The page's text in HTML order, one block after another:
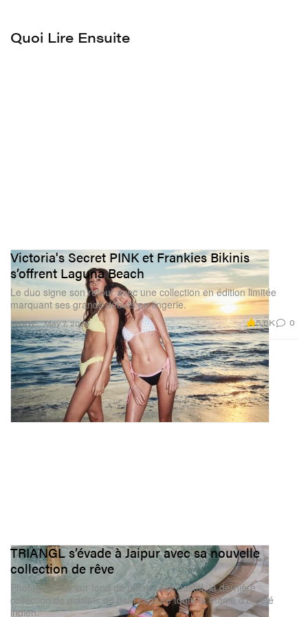
Quoi Lire Ensuite
MODE
Victoria's Secret PINK et Frankies Bikinis
s’offrent Laguna Beach
Le duo signe son retour avec une collection en édition limitée
marquant ses grands débuts en lingerie.
May 7, 2026 5.6K 0
TRIANGL s’évade à Jaipur avec sa nouvelle
collection de rêve
Photographée sur fond de palais rose pastel, la dernière
collection de maillots de bain capture toute la magie d’un été
indien.